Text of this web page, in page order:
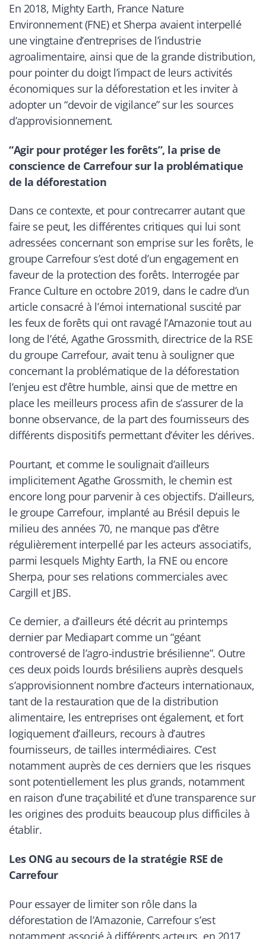
En 2018, Mighty Earth, France Nature
Environnement (FNE) et Sherpa avaient interpellé
une vingtaine d’entreprises de l’industrie
agroalimentaire, ainsi que de la grande distribution,
pour pointer du doigt l’impact de leurs activités
économiques sur la déforestation et les inviter à
adopter un “devoir de vigilance” sur les sources
d’approvisionnement.
“Agir pour protéger les forêts”, la prise de
conscience de Carrefour sur la problématique
de la déforestation
Dans ce contexte, et pour contrecarrer autant que
faire se peut, les différentes critiques qui lui sont
adressées concernant son emprise sur les forêts, le
groupe Carrefour s’est doté d’un engagement en
faveur de la protection des forêts. Interrogée par
France Culture en octobre 2019, dans le cadre d’un
article consacré à l’émoi international suscité par
les feux de forêts qui ont ravagé l’Amazonie tout au
long de l’été, Agathe Grossmith, directrice de la RSE
du groupe Carrefour, avait tenu à souligner que
concernant la problématique de la déforestation
l’enjeu est d’être humble, ainsi que de mettre en
place les meilleurs process afin de s’assurer de la
bonne observance, de la part des fournisseurs des
différents dispositifs permettant d’éviter les dérives.
Pourtant, et comme le soulignait d’ailleurs
implicitement Agathe Grossmith, le chemin est
encore long pour parvenir à ces objectifs. D’ailleurs,
le groupe Carrefour, implanté au Brésil depuis le
milieu des années 70, ne manque pas d’être
régulièrement interpellé par les acteurs associatifs,
parmi lesquels Mighty Earth, la FNE ou encore
Sherpa, pour ses relations commerciales avec
Cargill et JBS.
Ce dernier, a d’ailleurs été décrit au printemps
dernier par Mediapartcomme un “géant
controversé de l’agro-industrie brésilienne”. Outre
ces deux poids lourds brésiliens auprès desquels
s’approvisionnent nombre d’acteurs internationaux,
tant de la restauration que de la distribution
alimentaire, les entreprises ont également, et fort
logiquement d’ailleurs, recours à d’autres
fournisseurs, de tailles intermédiaires. C’est
notamment auprès de ces derniers que les risques
sont potentiellement les plus grands, notamment
en raison d’une traçabilité et d’une transparence sur
les origines des produits beaucoup plus difficiles à
établir.
Les ONG au secours de la stratégie RSE de
Carrefour
Pour essayer de limiter son rôle dans la
déforestation de l’Amazonie, Carrefour s’est
notamment associé à différents acteurs, en 2017